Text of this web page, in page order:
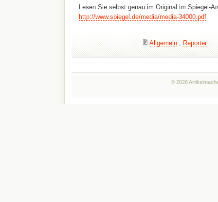
Lesen Sie selbst genau im Original im Spiegel-
http://www.spiegel.de/media/media-34000.pdf
Allgemein, Reporter
© 2026